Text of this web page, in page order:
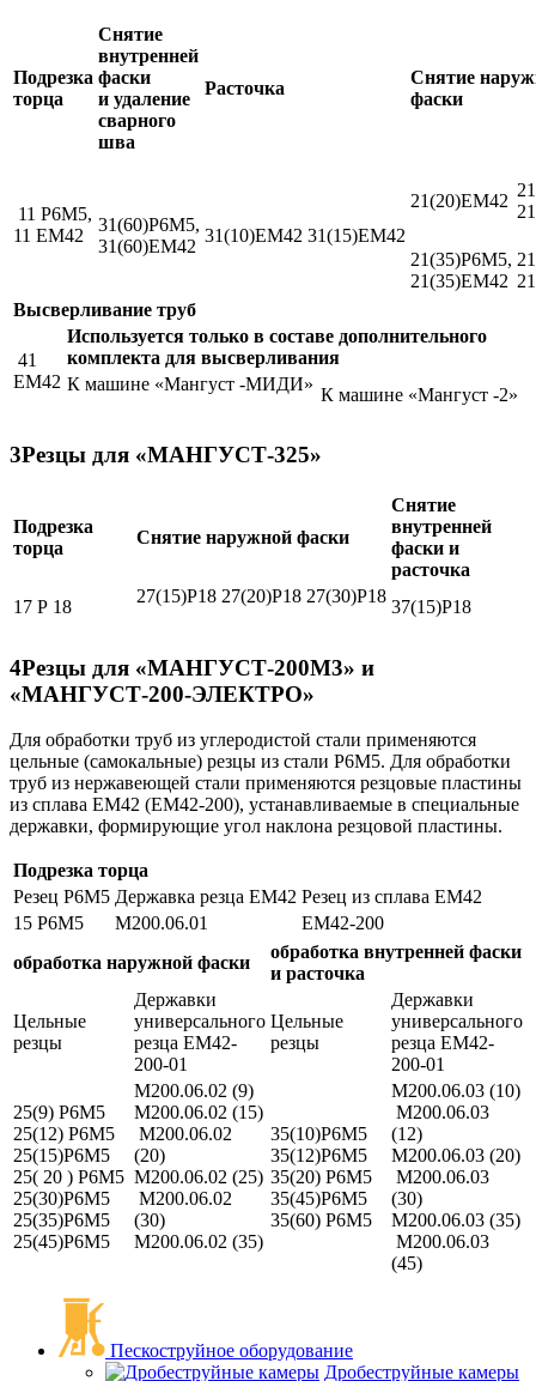
Подрезка
торца
Снятие
внутренней
фаски
и удаление
сварного
шва
Расточка
Снятие
фаски
11 Р6М5,
11 ЕМ42
31(60)Р6М5,
31(60)ЕМ42
31(10)ЕМ42 31(15)ЕМ42
21(20)ЕМ42
21(35)Р6М5,
21(35)ЕМ42
Высверливание труб
41
EM42
Используется только в составе дополнительного
комплекта для высверливания
К машине «Мангуст -МИДИ»
К машине «Мангуст -2»
3Резцы для «МАНГУСТ-325»
Подрезка
торца
Снятие наружной фаски
Снятие
внутренней
фаски и
расточка
17 Р 18
27(15)Р18 27(20)Р18 27(30)Р18
37(15)P18
4Резцы для «МАНГУСТ-200М3» и
«МАНГУСТ-200-ЭЛЕКТРО»
Для обработки труб из углеродистой стали применяются
цельные (самокальные) резцы из стали Р6М5. Для обработки
труб из нержавеющей стали применяются резцовые пластины
из сплава EM42 (ЕМ42-200), устанавливаемые в специальные
державки, формирующие угол наклона резцовой пластины.
Подрезка торца
Резец Р6М5 Державка резца ЕМ42 Резец из сплава ЕМ42
15 Р6М5
М200.06.01
ЕМ42-200
обработка наружной фаски
обработка внутренней фаски
и расточка
Цельные
резцы
Державки
универсального
резца ЕМ42-
200-01
Цельные
резцы
Державки
универсального
резца ЕМ42-
200-01
25(9) Р6М5
25(12) Р6М5
25(15)Р6М5
25( 20 ) Р6М5
25(30)Р6М5
25(35)Р6М5
25(45)Р6М5
M200.06.02 (9)
M200.06.02 (15)
M200.06.02
(20)
M200.06.02 (25)
M200.06.02
(30)
M200.06.02 (35)
35(10)Р6М5
35(12)Р6М5
35(20) Р6М5
35(45)Р6М5
35(60) Р6М5
M200.06.03 (10)
M200.06.03
(12)
M200.06.03 (20)
M200.06.03
(30)
M200.06.03 (35)
M200.06.03
(45)
Пескоструйное оборудование
Дробеструйные камеры